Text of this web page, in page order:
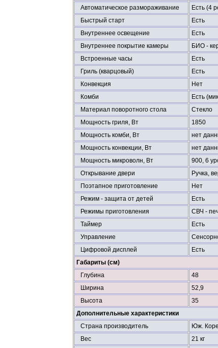
Автоматическое размораживание
Есть (4
Быстрый старт
Есть
Внутреннее освещение
Есть
Внутреннее покрытие камеры
БИО -
Встроенные часы
Есть
Гриль (кварцовый)
Есть
Конвекция
Нет
Комби
Есть
Материал поворотного стола
Стекло
Мощность гриля, Вт
1850
Мощность комби, Вт
нет
Мощность конвекции, Вт
нет
Мощность микроволн, Вт
900, 6
Открывание двери
Ручка,
Поэтапное приготовление
Нет
Режим - защита от детей
Есть
Режимы приготовления
СВЧ -
Таймер
Есть
Управление
Цифровой дисплей
Есть
Габариты (см)
Глубина
48
Ширина
52,9
Высота
35
Дополнительные характеристики
Страна производитель
Юж.
Вес
21 кг